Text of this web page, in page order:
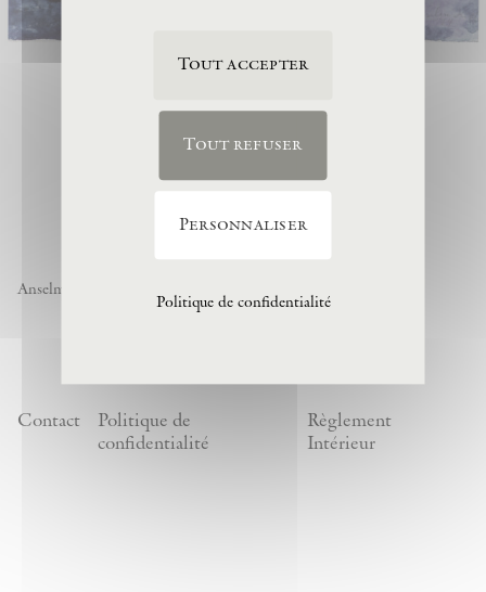
Anselm Kiefer « Noch nicht » , 1974, (c) Anselm Kiefer
Contact
Politique de
confidentialité
Règlement
Intérieur
Tout accepter
Tout refuser
Personnaliser
Politique de confidentialité